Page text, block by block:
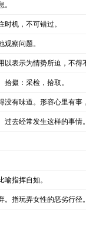
机，不可错过。
察问题。
以表示为情势所迫，不得
掇：采检，拾取。
没有味道。形容心里有事
过去经常发生这样的事情
指挥自如。
。指玩弄女性的恶劣行径